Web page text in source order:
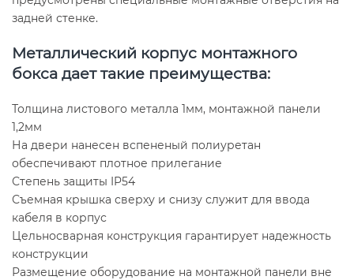
задней стенке.
Металлический корпус монтажного
бокса дает такие преимущества:
Толщина листового металла 1мм, монтажной панели
1,2мм
На двери нанесен вспененый полиуретан
обеспечивают плотное прилегание
Степень защиты IP54
Съемная крышка сверху и снизу служит для ввода
кабеля в корпус
Цельносварная конструкция гарантирует надежность
конструкции
Размещение оборудование на монтажной панели вне